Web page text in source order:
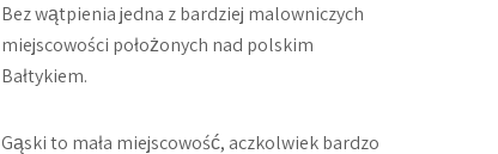
Bez wątpienia jedna z bardziej malowniczych
miejscowości położonych nad polskim
Bałtykiem.
Gąski to mała miejscowość, aczkolwiek bardzo